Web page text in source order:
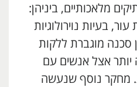
מלאכותיים, ביניהן:
בעיות נוירולוגיות
סכנה מוגברת ללקות
אצל אנשים עם
מחקר נוסף שנעשה